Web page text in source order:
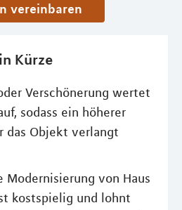
vereinbaren
Kürze
Verschönerung wertet
sodass ein höherer
das Objekt verlangt
Modernisierung von Haus
kostspielig und lohnt